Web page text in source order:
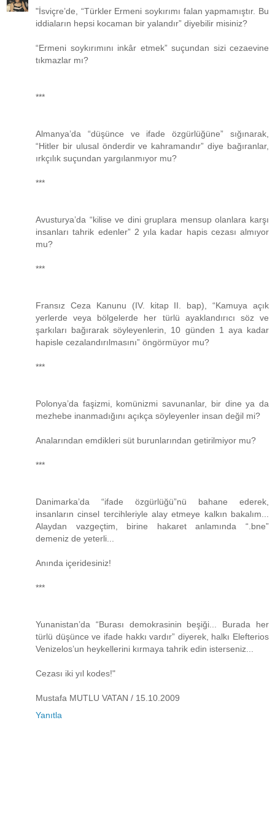
"İsviçre’de, “Türkler Ermeni soykırımı falan yapmamıştır. Bu
iddiaların hepsi kocaman bir yalandır” diyebilir misiniz?
“Ermeni soykırımını inkâr etmek” suçundan sizi cezaevine
tıkmazlar mı?
***
Almanya’da “düşünce ve ifade özgürlüğüne” sığınarak,
“Hitler bir ulusal önderdir ve kahramandır” diye bağıranlar,
ırkçılık suçundan yargılanmıyor mu?
***
Avusturya’da “kilise ve dini gruplara mensup olanlara karşı
insanları tahrik edenler” 2 yıla kadar hapis cezası almıyor
mu?
***
Fransız Ceza Kanunu (IV. kitap II. bap), “Kamuya açık
yerlerde veya bölgelerde her türlü ayaklandırıcı söz ve
şarkıları bağırarak söyleyenlerin, 10 günden 1 aya kadar
hapisle cezalandırılmasını” öngörmüyor mu?
***
Polonya’da faşizmi, komünizmi savunanlar, bir dine ya da
mezhebe inanmadığını açıkça söyleyenler insan değil mi?
Analarından emdikleri süt burunlarından getirilmiyor mu?
***
Danimarka’da “ifade özgürlüğü”nü bahane ederek,
insanların cinsel tercihleriyle alay etmeye kalkın bakalım...
Alaydan vazgeçtim, birine hakaret anlamında “.bne”
demeniz de yeterli...
Anında içeridesiniz!
***
Yunanistan’da “Burası demokrasinin beşiği... Burada her
türlü düşünce ve ifade hakkı vardır” diyerek, halkı Elefterios
Venizelos’un heykellerini kırmaya tahrik edin isterseniz...
Cezası iki yıl kodes!"
Mustafa MUTLU VATAN / 15.10.2009
Yanıtla